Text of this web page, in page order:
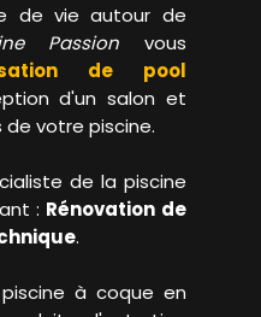
de vie autour de
Passion vous
de pool
d'un salon et
de votre piscine.
de la piscine
: Rénovation de
.
à coque en